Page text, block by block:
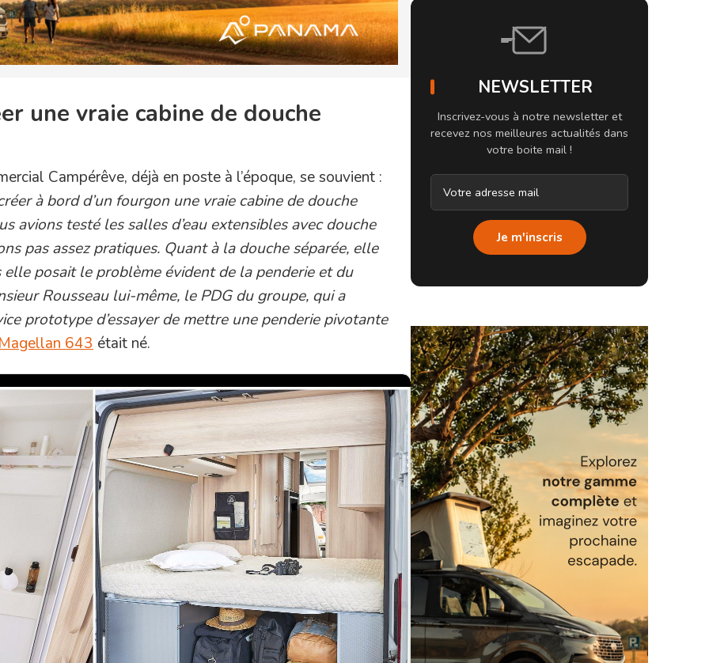
une vraie cabine de douche
Campérêve, déjà en poste à l’époque, se souvient :
à bord d’un fourgon une vraie cabine de douche
avions testé les salles d’eau extensibles avec douche
pas assez pratiques. Quant à la douche séparée, elle
elle posait le problème évident de la penderie et du
Rousseau lui-même, le PDG du groupe, qui a
prototype d’essayer de mettre une penderie pivotante
643 était né.
NEWSLETTER
Inscrivez-vous à notre newsletter et
recevez nos meilleures actualités dans
votre boite mail !
Je m'inscris